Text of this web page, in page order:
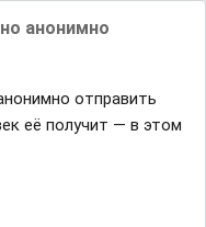
анонимно
отправить
её получит — в этом